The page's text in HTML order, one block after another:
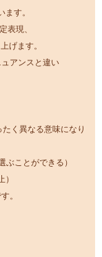
す。
表現、
げます。
アンスと違い
く異なる意味になり
ことができる）
。